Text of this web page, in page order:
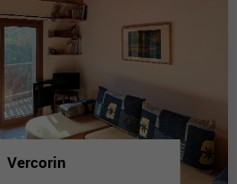
Vercorin